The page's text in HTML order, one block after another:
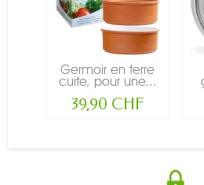
Germoir en terre
cuite, pour une...
39,90 CHF